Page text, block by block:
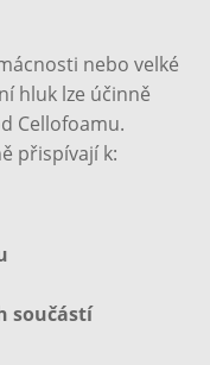
nebo velké
hluk lze účinně
Cellofoamu.
přispívají k:
součástí